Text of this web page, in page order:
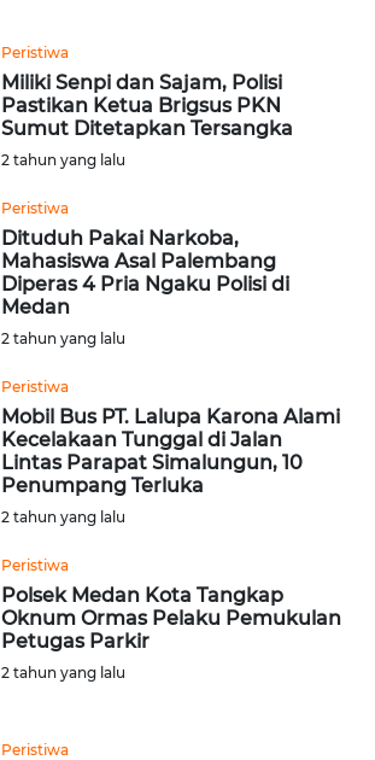
Peristiwa
Miliki Senpi dan Sajam, Polisi
Pastikan Ketua Brigsus PKN
Sumut Ditetapkan Tersangka
2 tahun yang lalu
Peristiwa
Dituduh Pakai Narkoba,
Mahasiswa Asal Palembang
Diperas 4 Pria Ngaku Polisi di
Medan
2 tahun yang lalu
Peristiwa
Mobil Bus PT. Lalupa Karona Alami
Kecelakaan Tunggal di Jalan
Lintas Parapat Simalungun, 10
Penumpang Terluka
2 tahun yang lalu
Peristiwa
Polsek Medan Kota Tangkap
Oknum Ormas Pelaku Pemukulan
Petugas Parkir
2 tahun yang lalu
Peristiwa